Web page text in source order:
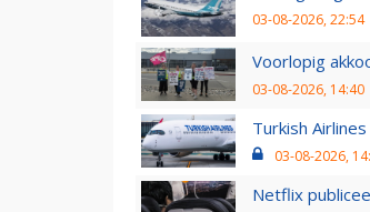
03-08-2026, 22:54
Voorlopig
03-08-2026, 14:40
Turkish
03-08-2026,
Netflix